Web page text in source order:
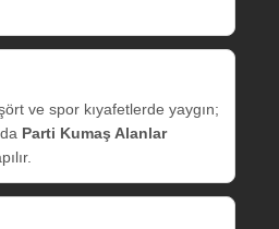
ve spor kıyafetlerde yaygın;
Parti Kumaş Alanlar